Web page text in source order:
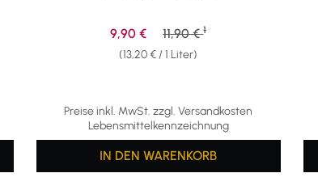
Preise inkl. MwSt. zzgl. Versandkosten
Lebensmittelkennzeichnung
(13,20 € / 1 Liter)
Verkaufspreis:
9,90 € Regulärer Preis:
11,90 € 1
IN DEN WARENKORB